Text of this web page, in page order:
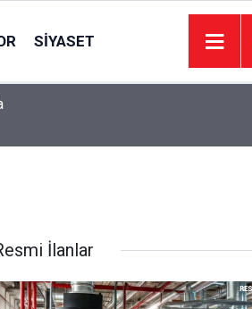
SIYASET
İlanlar